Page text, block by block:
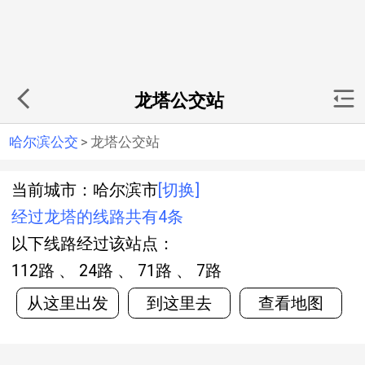
龙塔公交站
哈尔滨公交 > 龙塔公交站
当前城市：哈尔滨市 [切换]
经过龙塔的线路共有4条
以下线路经过该站点：
112路 、 24路 、 71路 、 7路
从这里出发
到这里去 查看地图